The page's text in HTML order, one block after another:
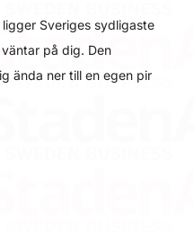
Sveriges sydligaste
på dig. Den
ända ner till en egen pir